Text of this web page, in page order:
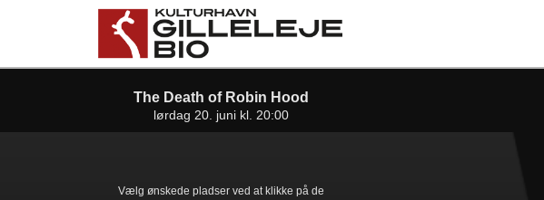
Gilleleje Bio
The Death of Robin Hood
lørdag 20. juni kl. 20:00
Vælg ønskede pladser ved at klikke på de
front03-cc 045644